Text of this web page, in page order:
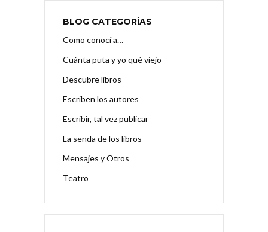
BLOG CATEGORÍAS
Como conocí a…
Cuánta puta y yo qué viejo
Descubre libros
Escriben los autores
Escribir, tal vez publicar
La senda de los libros
Mensajes y Otros
Teatro